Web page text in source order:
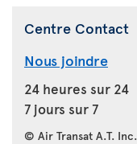
Centre Contact
Nous joindre
24 heures sur 24
7 jours sur 7
© Air Transat A.T. Inc.